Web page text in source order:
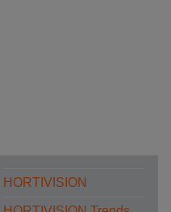
HORTIVISION